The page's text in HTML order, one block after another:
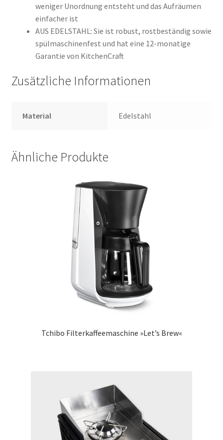
weniger Unordnung entsteht und das Aufräumen
einfacher ist
AUS EDELSTAHL: Sie ist robust, rostbeständig sowie
spülmaschinenfest und hat eine 12-monatige
Garantie von KitchenCraft
Zusätzliche Informationen
Material Edelstahl
Ähnliche Produkte
Tchibo Filterkaffeemaschine »Let’s Brew«